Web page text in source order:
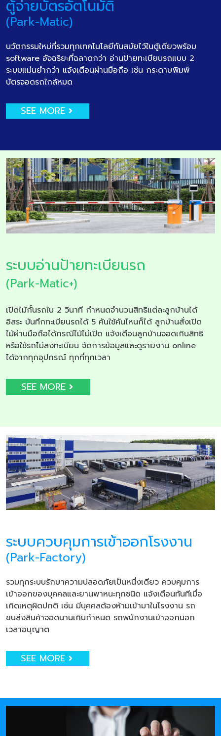
ตู้จ่ายบัตรอัตโนมัติ
(Park-Matic)
นวัตกรรมใหม่ที่รวมทุกเทคโนโลยีทันสมัยไว้ในตู้เดียวพร้อม
software อัจฉริยะที่ฉลาดกว่า อ่านป้ายทะเบียนรถแบบ 2
ระบบแม่นยำกว่า แจ้งเตือนผ่านมือถือ เช่น กระดาษพิมพ์
บัตรจอดรถใกล้หมด
SEE MORE
ระบบอ่านป้ายทะเบียนรถ
(Park-Matic+)
เปิดไม้กั้นรถใน 2 วินาที กำหนดจำนวนสิทธิแต่ละลูกบ้านได้
อิสระ บันทึกทะเบียนรถได้ 5 คันใช้คันไหนก็ได้ ลูกบ้านสั่งเปิด
ไม้ผ่านมือถือได้กรณีไม้ไม่เปิด แจ้งเตือนลูกบ้านจอดเกินสิทธิ
หรือใช้รถไม่ลงทะเบียน จัดการข้อมูลและดูรายงาน online
ได้จากทุกอุปกรณ์ ทุกที่ทุกเวลา
SEE MORE
ระบบควบคุมการเข้าออกโรงงาน
(Park-Factory)
รวมทุกระบบรักษาความปลอดภัยเป็นหนึ่งเดียว ควบคุมการ
เข้าออกของบุคคลและยานพาหนะทุกชนิด แจ้งเตือนทันทีเมื่อ
เกิดเหตุผิดปกติ เช่น มีบุคคลต้องห้ามเข้ามาในโรงงาน รถ
ขนส่งสินค้าจอดนานเกินกำหนด รถพนักงานเข้าออกนอก
เวลาอนุญาต
SEE MORE